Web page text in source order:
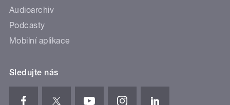
Audioarchiv
Podcasty
Mobilní aplikace
Sledujte nás